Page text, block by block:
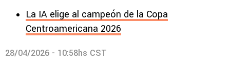
La IA elige al campeón de la Copa
Centroamericana 2026
28/04/2026 - 10:58hs CST